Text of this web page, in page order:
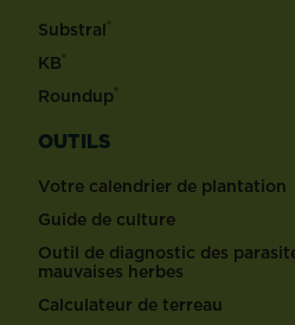
Substral®
KB®
Roundup®
OUTILS
Votre calendrier de plantation
Guide de culture
Outil de diagnostic des
mauvaises herbes
Calculateur de terreau